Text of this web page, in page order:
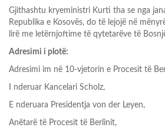
Gjithashtu kryeministri Kurti tha se nga
Republika e Kosovës, do të lejojë në
lirë me letërnjoftime të qytetarëve të
Adresimi i plotë:
Adresimi im në 10-vjetorin e Procesit të
I nderuar Kancelari Scholz,
E nderuara Presidentja von der Leyen,
Anëtarë të Procesit të Berlinit,